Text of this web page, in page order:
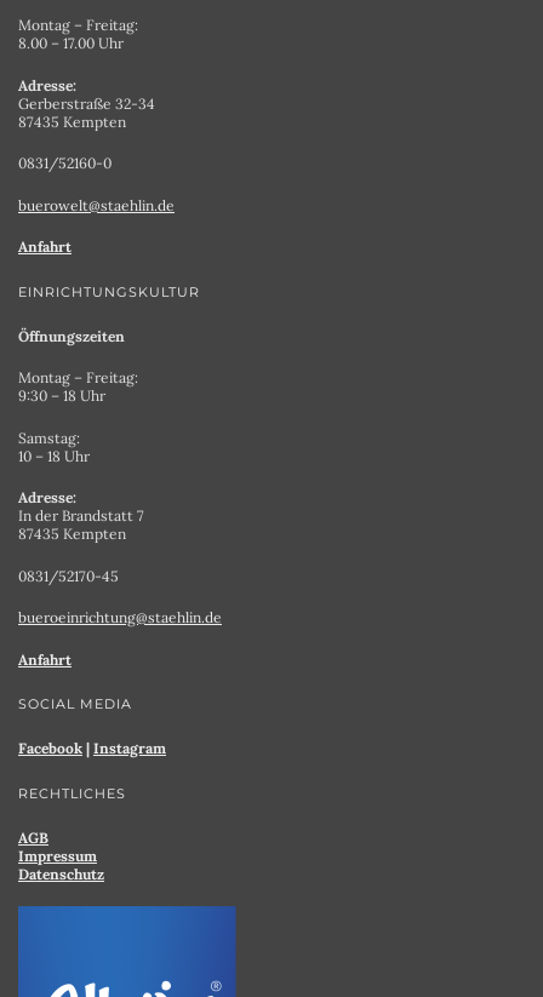
Montag – Freitag:
8.00 – 17.00 Uhr
Adresse:
Gerberstraße 32-34
87435 Kempten
0831/52160-0
buerowelt@staehlin.de
Anfahrt
EINRICHTUNGSKULTUR
Öffnungszeiten
Montag – Freitag:
9:30 – 18 Uhr
Samstag:
10 – 18 Uhr
Adresse:
In der Brandstatt 7
87435 Kempten
0831/52170-45
bueroeinrichtung@staehlin.de
Anfahrt
SOCIAL MEDIA
Facebook | Instagram
RECHTLICHES
AGB
Impressum
Datenschutz